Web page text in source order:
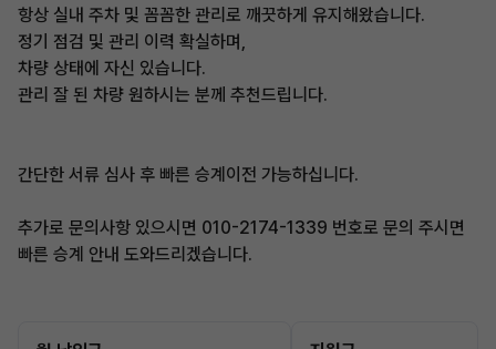
항상 실내 주차 및 꼼꼼한 관리로 깨끗하게 유지해왔습니다.
정기 점검 및 관리 이력 확실하며,
차량 상태에 자신 있습니다.
관리 잘 된 차량 원하시는 분께 추천드립니다.
간단한 서류 심사 후 빠른 승계이전 가능하십니다.
추가로 문의사항 있으시면 010-2174-1339 번호로 문의 주시면
빠른 승계 안내 도와드리겠습니다.